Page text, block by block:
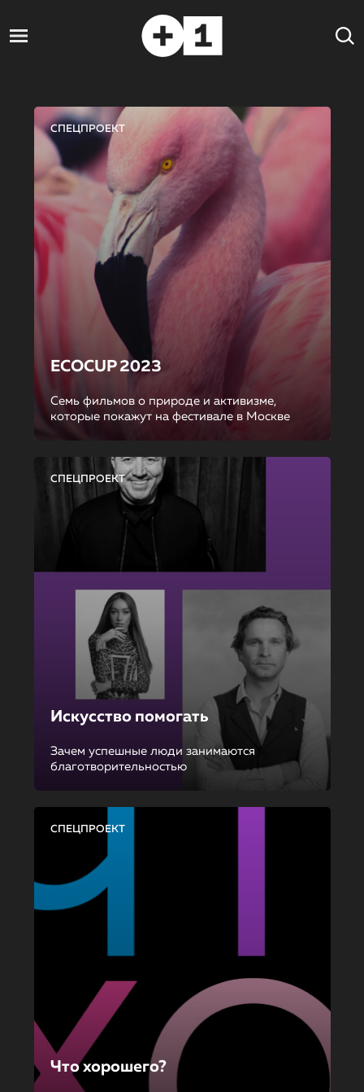
СПЕЦПРОЕКТ
ECOCUP 2023
Семь фильмов о природе и активизме,
которые покажут на фестивале в Москве
СПЕЦПРОЕКТ
Искусство помогать
Зачем успешные люди занимаются
благотворительностью
СПЕЦПРОЕКТ
Что хорошего?